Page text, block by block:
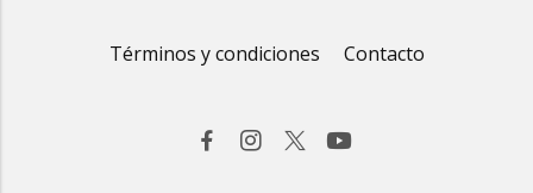
Términos y condiciones Contacto